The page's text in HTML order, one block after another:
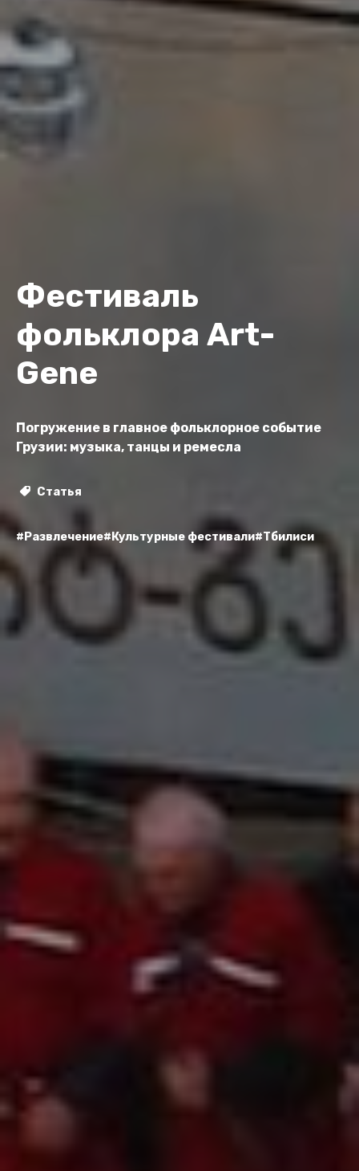
Фестиваль
фольклора Art-
Gene
Погружение в главное фольклорное событие
Грузии: музыка, танцы и ремесла
Статья
#Развлечение#Культурные фестивали#Тбилиси